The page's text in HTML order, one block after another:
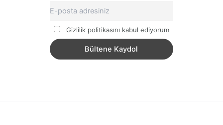
Gizlilik politikasını kabul ediyorum